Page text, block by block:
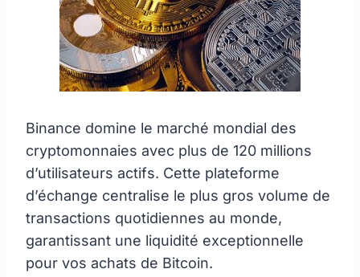
Binance domine le marché mondial des
cryptomonnaies avec plus de 120 millions
d’utilisateurs actifs. Cette plateforme
d’échange centralise le plus gros volume de
transactions quotidiennes au monde,
garantissant une liquidité exceptionnelle
pour vos achats de Bitcoin.